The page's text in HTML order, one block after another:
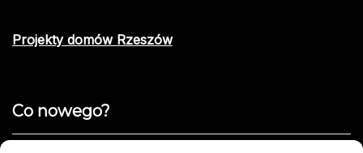
Projekty domów Rzeszów
Co nowego?